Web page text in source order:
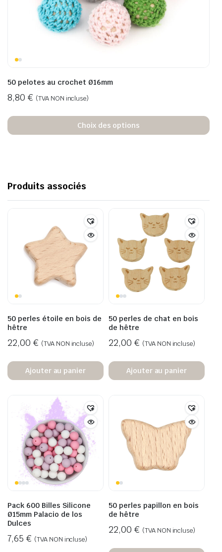
50 pelotes au crochet Ø16mm
8,80 € (TVA NON incluse)
Choix des options
Produits associés
50 perles étoile en bois de
hêtre
22,00 € (TVA NON incluse)
Ajouter au panier
50 perles de chat en bois
de hêtre
22,00 € (TVA NON incluse)
Ajouter au panier
Pack 600 Billes Silicone
Ø15mm Palacio de los
Dulces
7,65 € (TVA NON incluse)
50 perles papillon en bois
de hêtre
22,00 € (TVA NON incluse)